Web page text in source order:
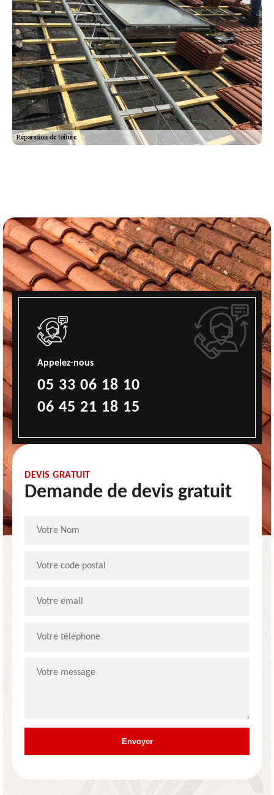
Appelez-nous
05 33 06 18 10
06 45 21 18 15
DEVIS GRATUIT
Demande de devis gratuit